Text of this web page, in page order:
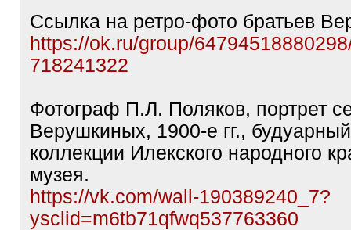
Ссылка на ретро-фото братьев
https://ok.ru/group/
718241322
Фотограф П.Л. Поляков, портрет
Верушкиных, 1900-е гг.,
коллекции Илекского народного
музея.
https://vk.com/wall-190389240_7?
ysclid=m6tb71qfwq537763360